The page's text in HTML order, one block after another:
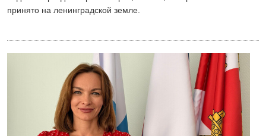
принято на ленинградской земле.